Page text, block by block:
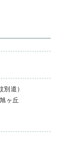
道）
ヶ丘